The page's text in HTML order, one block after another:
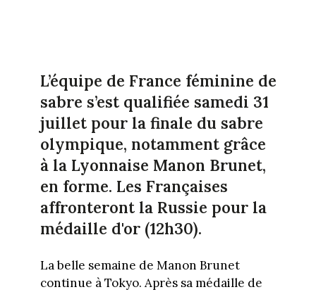
L’équipe de France féminine de
sabre s’est qualifiée samedi 31
juillet pour la finale du sabre
olympique, notamment grâce
à la Lyonnaise Manon Brunet,
en forme. Les Françaises
affronteront la Russie pour la
médaille d'or (12h30).
La belle semaine de Manon Brunet
continue à Tokyo. Après sa médaille de